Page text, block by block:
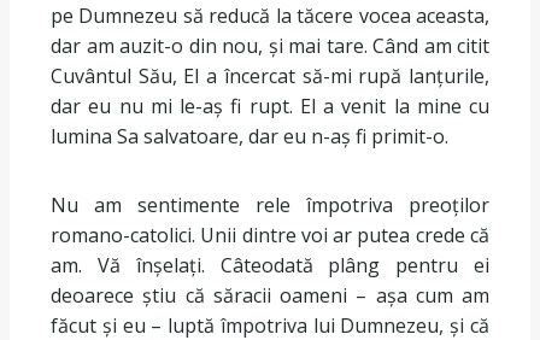
pe Dumnezeu să reducă la tăcere vocea aceasta,
dar am auzit-o din nou, și mai tare. Când am citit
Cuvântul Său, El a încercat să-mi rupă lanțurile,
dar eu nu mi le-aș fi rupt. El a venit la mine cu
lumina Sa salvatoare, dar eu n-aș fi primit-o.
Nu am sentimente rele împotriva preoților
romano-catolici. Unii dintre voi ar putea crede că
am. Vă înșelați. Câteodată plâng pentru ei
deoarece știu că săracii oameni – așa cum am
făcut și eu – luptă împotriva lui Dumnezeu, și că